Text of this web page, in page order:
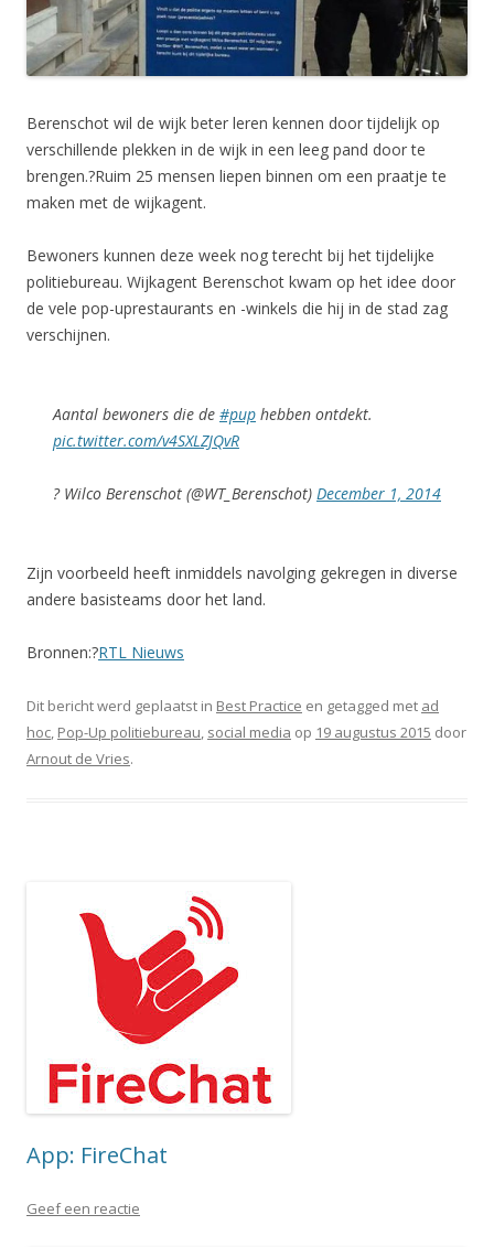
Berenschot wil de wijk beter leren kennen door tijdelijk op
verschillende plekken in de wijk in een leeg pand door te
brengen.?Ruim 25 mensen liepen binnen om een praatje te
maken met de wijkagent.
Bewoners kunnen deze week nog terecht bij het tijdelijke
politiebureau. Wijkagent Berenschot kwam op het idee door
de vele pop-uprestaurants en -winkels die hij in de stad zag
verschijnen.
Aantal bewoners die de #pup hebben ontdekt.
pic.twitter.com/v4SXLZJQvR
? Wilco Berenschot (@WT_Berenschot) December 1, 2014
Zijn voorbeeld heeft inmiddels navolging gekregen in diverse
andere basisteams door het land.
Bronnen:?RTL Nieuws
Dit bericht werd geplaatst in Best Practice en getagged met ad
hoc, Pop-Up politiebureau, social media op 19 augustus 2015 door
Arnout de Vries.
App: FireChat
Geef een reactie